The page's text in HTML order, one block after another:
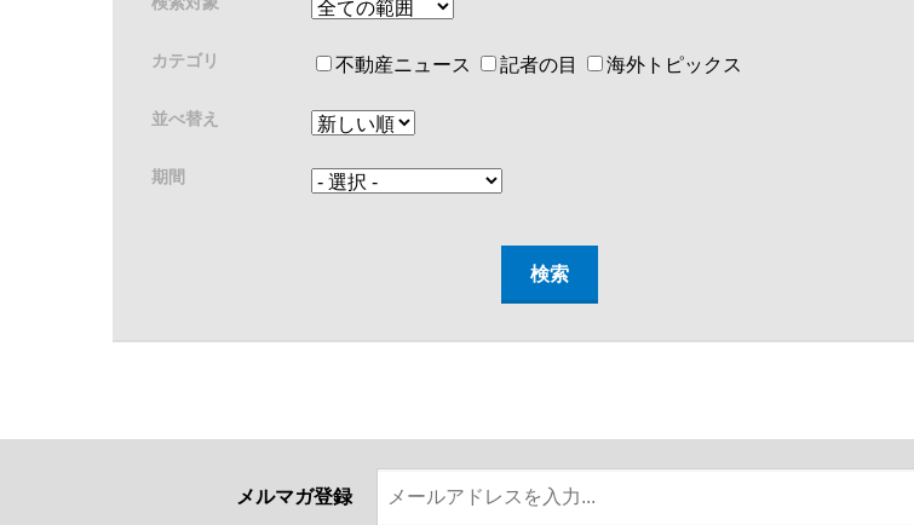
カテゴリ 不動産ニュース 記者の目 海外トピックス
並べ替え
期間
メルマガ登録